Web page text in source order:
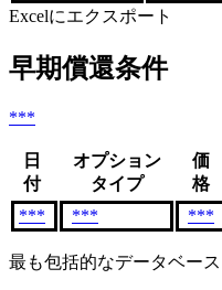
Excelにエクスポート
早期償還条件
***
日
付
オプション
タイプ
価
格
***
*** ***
最も包括的なデータベー